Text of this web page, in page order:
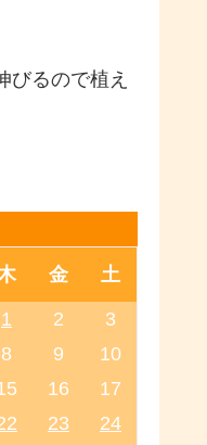
びるので植え
金 土
1 2
3
8 9
10
16
17
23
24